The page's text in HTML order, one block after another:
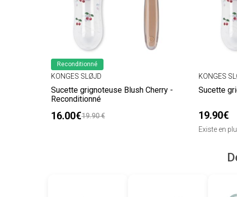
Reconditionné
KONGES SLØJD
Sucette grignoteuse Blush Cherry -
Reconditionné
16.00€19.90 €
KONGES
Sucette
19.90€
Existe en